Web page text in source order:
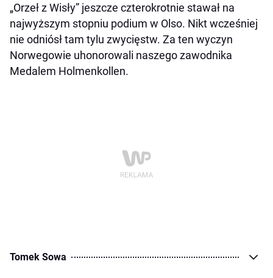
„Orzeł z Wisły” jeszcze czterokrotnie stawał na
najwyższym stopniu podium w Olso. Nikt wcześniej
nie odniósł tam tylu zwycięstw. Za ten wyczyn
Norwegowie uhonorowali naszego zawodnika
Medalem Holmenkollen.
Tomek Sowa